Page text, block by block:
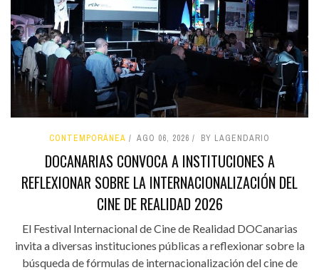
CONTEMPORÁNEA AGO 06, 2026 BY LAGENDARIO
DOCANARIAS CONVOCA A INSTITUCIONES A
REFLEXIONAR SOBRE LA INTERNACIONALIZACIÓN DEL
CINE DE REALIDAD 2026
El Festival Internacional de Cine de Realidad DOCanarias
invita a diversas instituciones públicas a reflexionar sobre la
búsqueda de fórmulas de internacionalización del cine de